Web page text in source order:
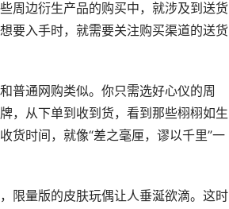
周边衍生产品的购买中，就涉及到送货
要入手时，就需要关注购买渠道的送货
普通网购类似。你只需选好心仪的周
，从下单到收到货，看到那些栩栩如生
货时间，就像“差之毫厘，谬以千里”一
限量版的皮肤玩偶让人垂涎欲滴。这时